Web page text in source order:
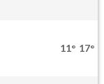
11° 17°